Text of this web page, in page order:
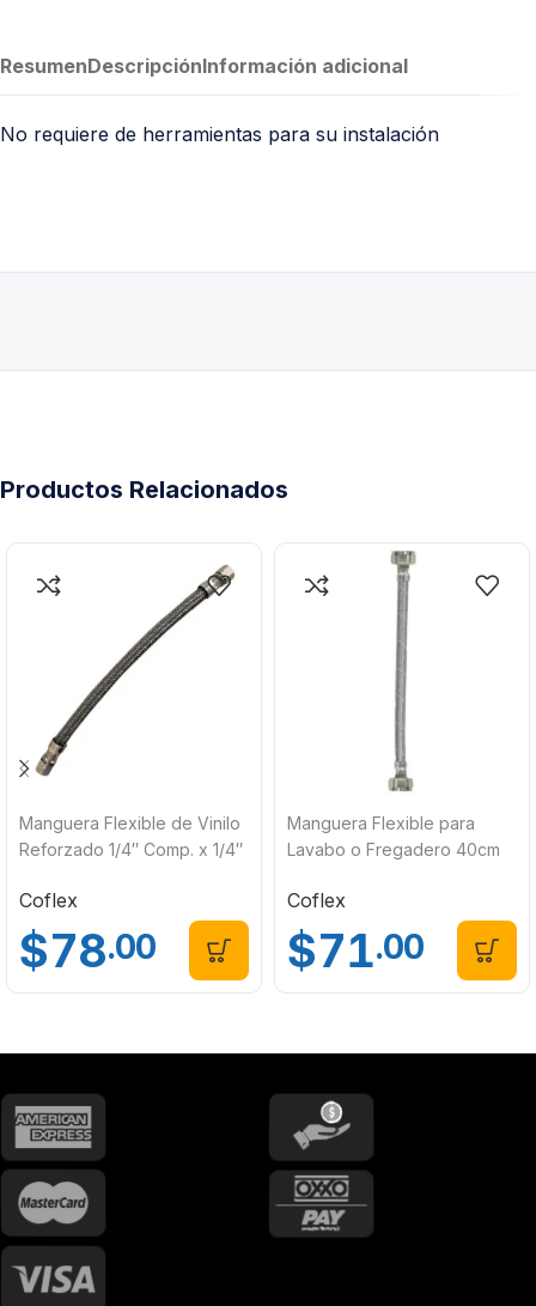
ResumenDescripciónInformación adicional
No requiere de herramientas para su instalación
Productos Relacionados
Manguera Flexible de Vinilo
Reforzado 1/4″ Comp. x 1/4″
Coflex
$78.00
Manguera Flexible para
Lavabo o Fregadero 40cm
Coflex
$71.00